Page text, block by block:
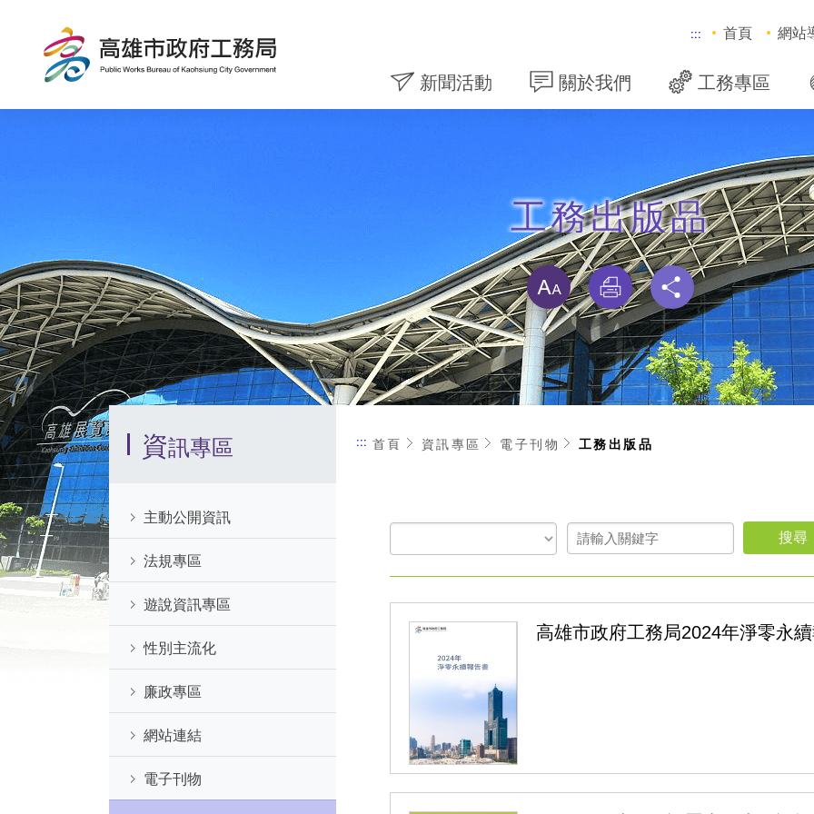
跳
::: 首頁 網站
新聞活動 關於我們 工務專區
工務出版品
略過字型切
資訊專區
主動公開資訊
法規專區
遊說資訊專區
性別主流化
廉政專區
網站連結
電子刊物
::: 首頁 資訊專區 電子刊物 工務出版品
高雄市政府工務局2024年淨零永